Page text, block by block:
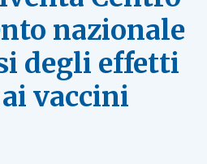
nazionale
degli effetti
vaccini